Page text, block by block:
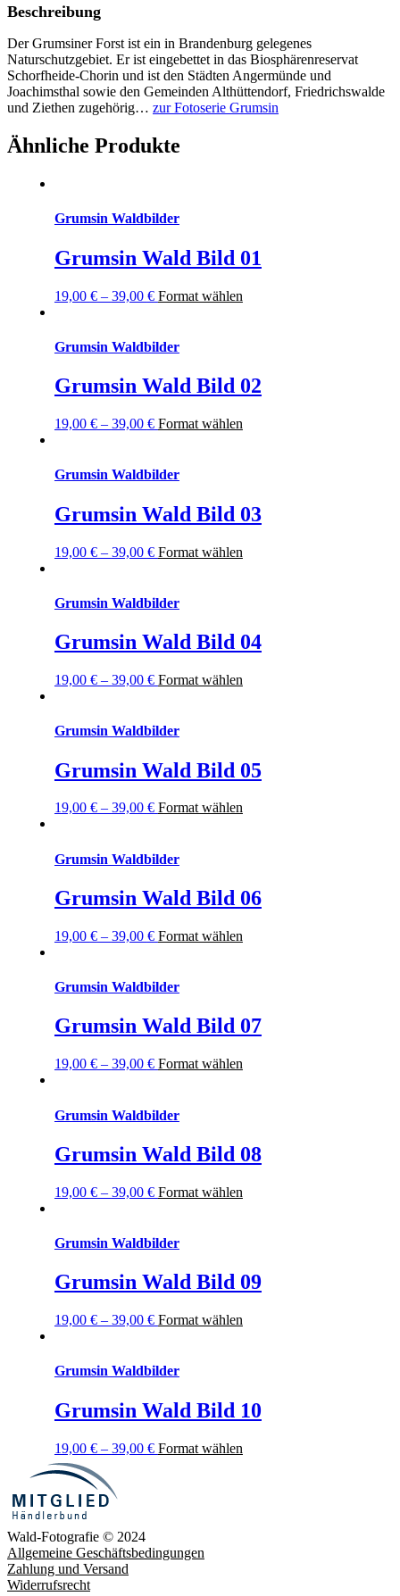
Beschreibung
DerGrumsiner Forstist ein in Brandenburg gelegenes
Naturschutzgebiet. Er ist eingebettet in das Biosphärenreservat
Schorfheide-Chorin und ist den StädtenAngermünde und
Joachimsthal sowie den Gemeinden Althüttendorf, Friedrichswalde
und Ziethen zugehörig… zur Fotoserie Grumsin
Ähnliche Produkte
Grumsin Waldbilder
Grumsin Wald Bild 01
19,00 €– 39,00 € Format wählen
Grumsin Waldbilder
Grumsin Wald Bild 02
19,00 €– 39,00 € Format wählen
Grumsin Waldbilder
Grumsin Wald Bild 03
19,00 €– 39,00 € Format wählen
Grumsin Waldbilder
Grumsin Wald Bild 04
19,00 €– 39,00 € Format wählen
Grumsin Waldbilder
Grumsin Wald Bild 05
19,00 €– 39,00 € Format wählen
Grumsin Waldbilder
Grumsin Wald Bild 06
19,00 €– 39,00 € Format wählen
Grumsin Waldbilder
Grumsin Wald Bild 07
19,00 €– 39,00 € Format wählen
Grumsin Waldbilder
Grumsin Wald Bild 08
19,00 €– 39,00 € Format wählen
Grumsin Waldbilder
Grumsin Wald Bild 09
19,00 €– 39,00 € Format wählen
Grumsin Waldbilder
Grumsin Wald Bild 10
19,00 €– 39,00 € Format wählen
Wald-Fotografie © 2024
Allgemeine Geschäftsbedingungen
Zahlung und Versand
Widerrufsrecht